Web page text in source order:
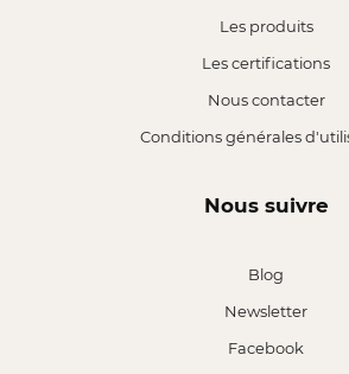
Les produits
Les certifications
Nous contacter
Conditions générales
Nous suivre
Blog
Newsletter
Facebook